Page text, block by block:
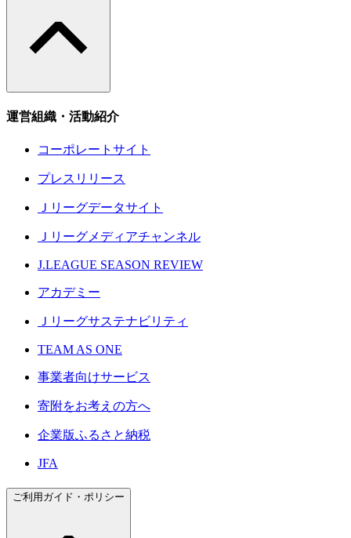
運営組織・活動紹介
コーポレートサイト
プレスリリース
Ｊリーグデータサイト
Ｊリーグメディアチャンネル
J.LEAGUE SEASON REVIEW
アカデミー
Ｊリーグサステナビリティ
TEAM AS ONE
事業者向けサービス
寄附をお考えの方へ
企業版ふるさと納税
JFA
ご利用ガイド・ポリシー